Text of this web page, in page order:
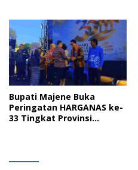
Tanah Air
Bupati Majene Buka
Peringatan HARGANAS ke-
33 Tingkat Provinsi